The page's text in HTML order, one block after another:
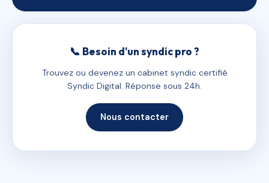
📞 Besoin d'un syndic pro ?
Trouvez ou devenez un cabinet syndic certifié
Syndic Digital. Réponse sous 24h.
Nous contacter